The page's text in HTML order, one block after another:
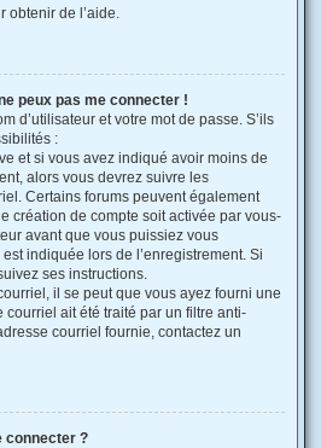
obtenir de l’aide.
peux pas me connecter !
d’utilisateur et votre mot de passe. S’ils
:
et si vous avez indiqué avoir moins de
alors vous devrez suivre les
Certains forums peuvent également
création de compte soit activée par vous-
avant que vous puissiez vous
indiquée lors de l’enregistrement. Si
ses instructions.
il se peut que vous ayez fourni une
ait été traité par un filtre anti-
courriel fournie, contactez un
connecter ?